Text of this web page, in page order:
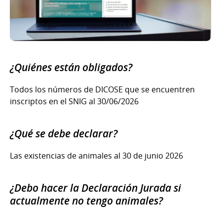
¿Quiénes están obligados?
Todos los números de DICOSE que se encuentren
inscriptos en el SNIG al 30/06/2026
¿Qué se debe declarar?
Las existencias de animales al 30 de junio 2026
¿Debo hacer la Declaración Jurada si
actualmente no tengo animales?